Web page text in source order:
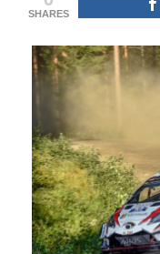
link
SHARES